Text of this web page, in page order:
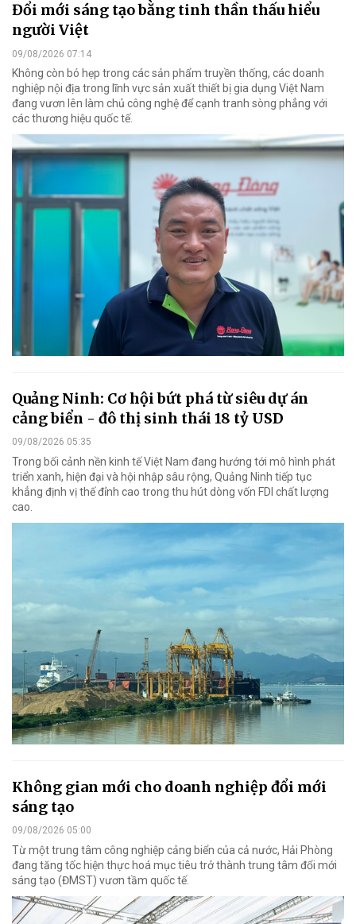
Đổi mới sáng tạo bằng tinh thần thấu hiểu
người Việt
09/08/2026 07:14
Không còn bó hẹp trong các sản phẩm truyền thống, các doanh
nghiệp nội địa trong lĩnh vực sản xuất thiết bị gia dụng Việt Nam
đang vươn lên làm chủ công nghệ để cạnh tranh sòng phẳng với
các thương hiệu quốc tế.
Quảng Ninh: Cơ hội bứt phá từ siêu dự án
cảng biển - đô thị sinh thái 18 tỷ USD
09/08/2026 05:35
Trong bối cảnh nền kinh tế Việt Nam đang hướng tới mô hình phát
triển xanh, hiện đại và hội nhập sâu rộng, Quảng Ninh tiếp tục
khẳng định vị thế đỉnh cao trong thu hút dòng vốn FDI chất lượng
cao.
Không gian mới cho doanh nghiệp đổi mới
sáng tạo
09/08/2026 05:00
Từ một trung tâm công nghiệp cảng biển của cả nước, Hải Phòng
đang tăng tốc hiện thực hoá mục tiêu trở thành trung tâm đổi mới
sáng tạo (ĐMST) vươn tầm quốc tế.